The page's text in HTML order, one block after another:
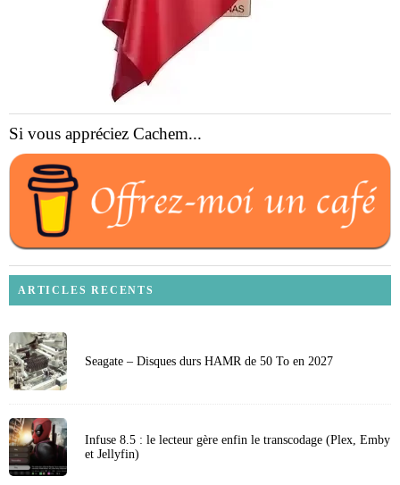
Si vous appréciez Cachem...
ARTICLES RECENTS
Seagate – Disques durs HAMR de 50 To en 2027
Infuse 8.5 : le lecteur gère enfin le transcodage (Plex, Emby
et Jellyfin)